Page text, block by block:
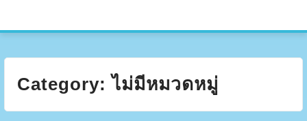
u
Category:ไม่มีหมวดหมู่